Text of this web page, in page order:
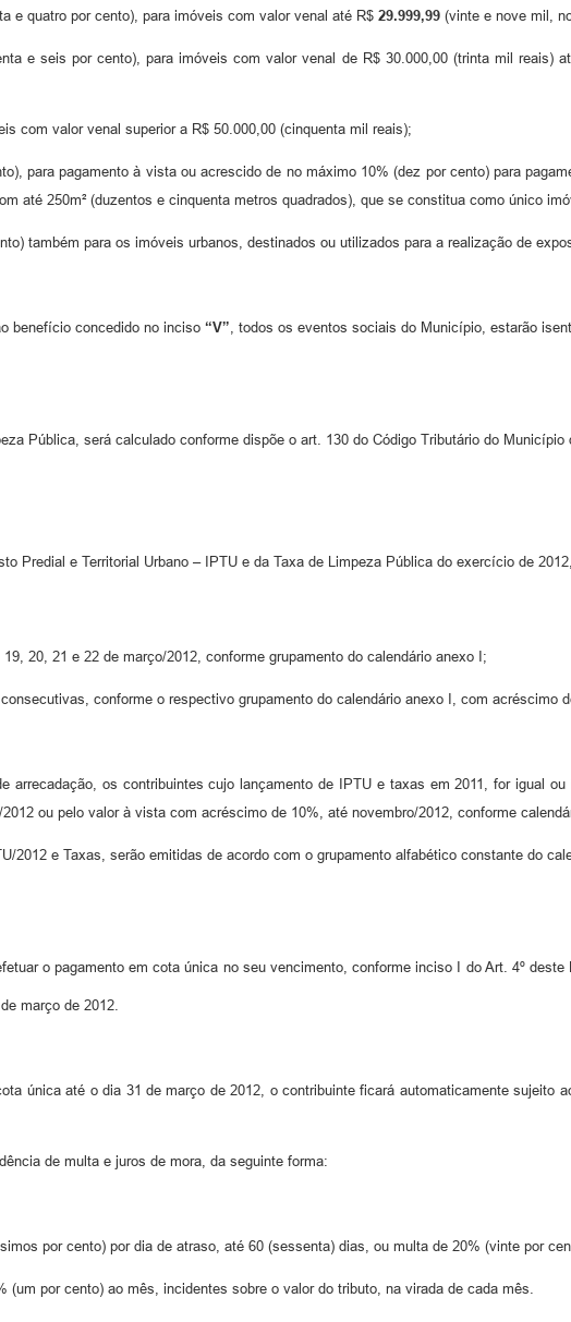
e quatro por cento), para imóveis com valor venal até R$ 29.999,99 (vinte e nove mil,
e seis por cento), para imóveis com valor venal de R$ 30.000,00 (trinta mil reais)
com valor venal superior a R$ 50.000,00 (cinquenta mil reais);
para pagamento à vista ou acrescido de no máximo 10% (dez por cento) para
até 250m² (duzentos e cinquenta metros quadrados), que se constitua como único
também para os imóveis urbanos, destinados ou utilizados para a realização de
benefício concedido no inciso “V”, todos os eventos sociais do Município, estarão
Pública, será calculado conforme dispõe o art. 130 do Código Tributário do
Predial e Territorial Urbano – IPTU e da Taxa de Limpeza Pública do exercício de
20, 21 e 22 de março/2012, conforme grupamento do calendário anexo I;
conforme o respectivo grupamento do calendário anexo I, com acréscimo
arrecadação, os contribuintes cujo lançamento de IPTU e taxas em 2011, for igual
ou pelo valor à vista com acréscimo de 10%, até novembro/2012, conforme
2012 e Taxas, serão emitidas de acordo com o grupamento alfabético constante do
o pagamento em cota única no seu vencimento, conforme inciso I do Art. 4º
março de 2012.
única até o dia 31 de março de 2012, o contribuinte ficará automaticamente sujeito
de multa e juros de mora, da seguinte forma:
por cento) por dia de atraso, até 60 (sessenta) dias, ou multa de 20% (vinte por
(um por cento) ao mês, incidentes sobre o valor do tributo, na virada de cada mês.